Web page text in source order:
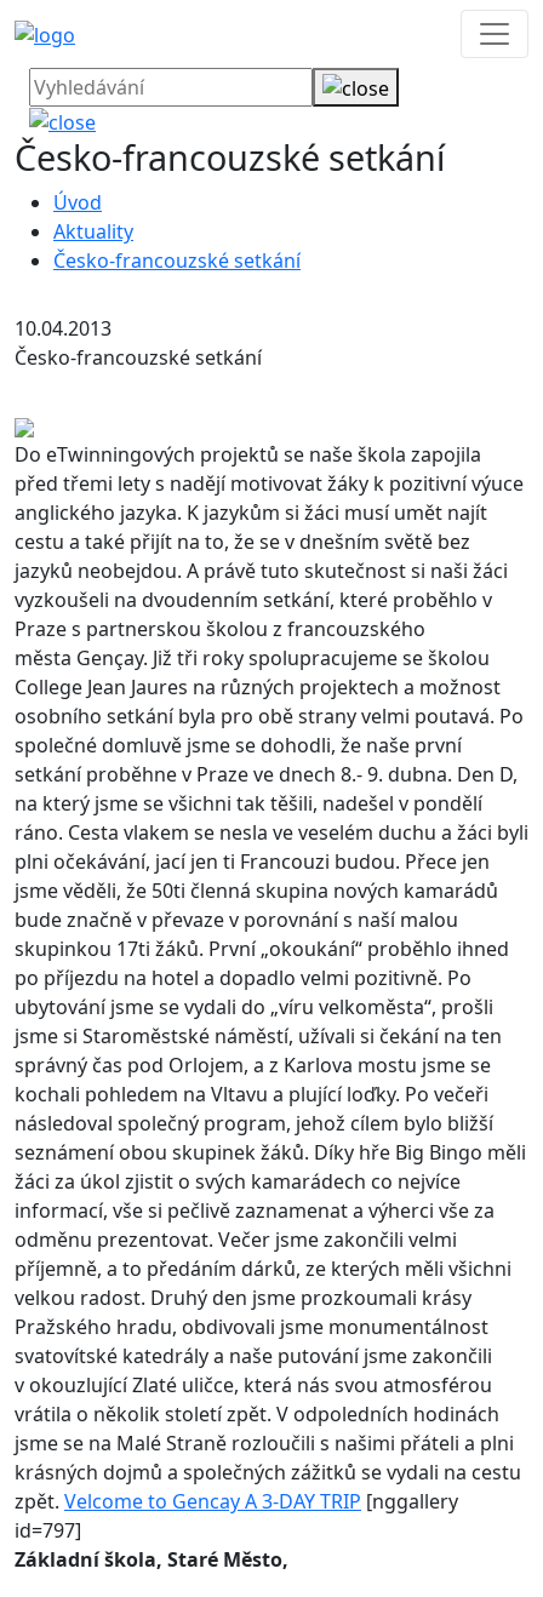
Česko-francouzské setkání
Úvod
Aktuality
Česko-francouzské setkání
10.04.2013
Česko-francouzské setkání
Do eTwinningových projektů se naše škola zapojila
před třemi lety s nadějí motivovat žáky k pozitivní výuce
anglického jazyka. K jazykům si žáci musí umět najít
cestu a také přijít na to, že se v dnešním světě bez
jazyků neobejdou. A právě tuto skutečnost si naši žáci
vyzkoušeli na dvoudenním setkání, které proběhlo v
Praze s partnerskou školou z francouzského
města Gençay. Již tři roky spolupracujeme se školou
College Jean Jaures na různých projektech a možnost
osobního setkání byla pro obě strany velmi poutavá. Po
společné domluvě jsme se dohodli, že naše první
setkání proběhne v Praze ve dnech 8.- 9. dubna. Den D,
na který jsme se všichni tak těšili, nadešel v pondělí
ráno. Cesta vlakem se nesla ve veselém duchu a žáci byli
plni očekávání, jací jen ti Francouzi budou. Přece jen
jsme věděli, že 50ti členná skupina nových kamarádů
bude značně v převaze v porovnání s naší malou
skupinkou 17ti žáků. První „okoukání“ proběhlo ihned
po příjezdu na hotel a dopadlo velmi pozitivně. Po
ubytování jsme se vydali do „víru velkoměsta“, prošli
jsme si Staroměstské náměstí, užívali si čekání na ten
správný čas pod Orlojem, a z Karlova mostu jsme se
kochali pohledem na Vltavu a plující loďky. Po večeři
následoval společný program, jehož cílem bylo bližší
seznámení obou skupinek žáků. Díky hře Big Bingo měli
žáci za úkol zjistit o svých kamarádech co nejvíce
informací, vše si pečlivě zaznamenat a výherci vše za
odměnu prezentovat. Večer jsme zakončili velmi
příjemně, a to předáním dárků, ze kterých měli všichni
velkou radost. Druhý den jsme prozkoumali krásy
Pražského hradu, obdivovali jsme monumentálnost
svatovítské katedrály a naše putování jsme zakončili
v okouzlující Zlaté uličce, která nás svou atmosférou
vrátila o několik století zpět. V odpoledních hodinách
jsme se na Malé Straně rozloučili s našimi přáteli a plni
krásných dojmů a společných zážitků se vydali na cestu
zpět. Velcome to GencayA 3-DAY TRIP [nggallery
id=797]
Základní škola, Staré Město,